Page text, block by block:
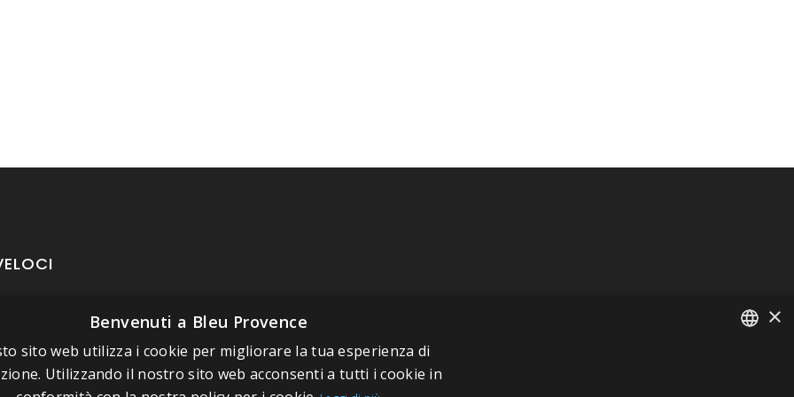
di Bleu Provence
legali
di vendita
×
Benvenuti a Bleu Provence
sito web utilizza i cookie per migliorare la tua esperienza di
Utilizzando il nostro sito web acconsenti a tutti i cookie in